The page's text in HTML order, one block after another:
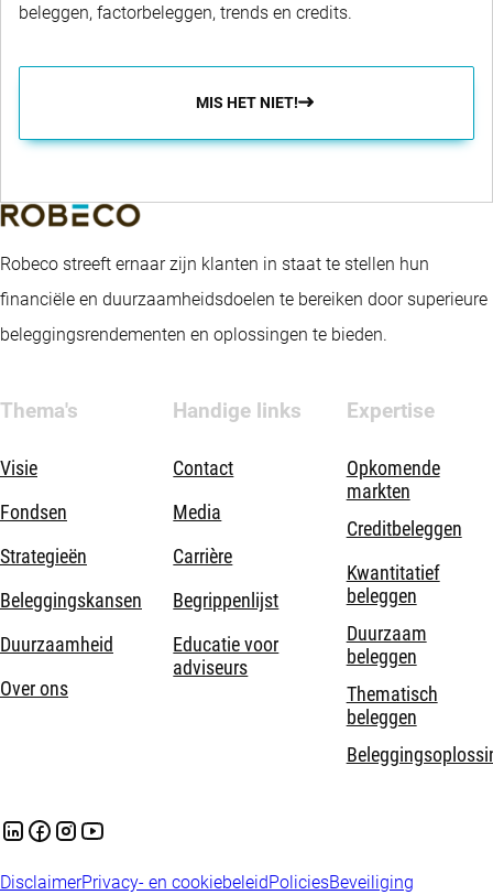
beleggen, factorbeleggen, trends en credits.
MIS HET NIET!
Robeco streeft ernaar zijn klanten in staat te stellen hun
financiële en duurzaamheidsdoelen te bereiken door superieure
beleggingsrendementen en oplossingen te bieden.
Thema's
Visie
Fondsen
Strategieën
Beleggingskansen
Duurzaamheid
Over ons
Handige links
Contact
Media
Carrière
Begrippenlijst
Educatie voor
adviseurs
Expertise
Opkomende
markten
Creditbeleggen
Kwantitatief
beleggen
Duurzaam
beleggen
Thematisch
beleggen
DisclaimerPrivacy- en cookiebeleid PoliciesBeveiliging